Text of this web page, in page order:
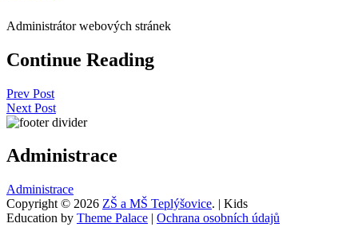
Administrátor webových stránek
Continue Reading
Prev Post
Next Post
Administrace
Administrace
Copyright © 2026 ZŠ a MŠ Teplýšovice. | Kids
Education by Theme Palace | Ochrana osobních údajů